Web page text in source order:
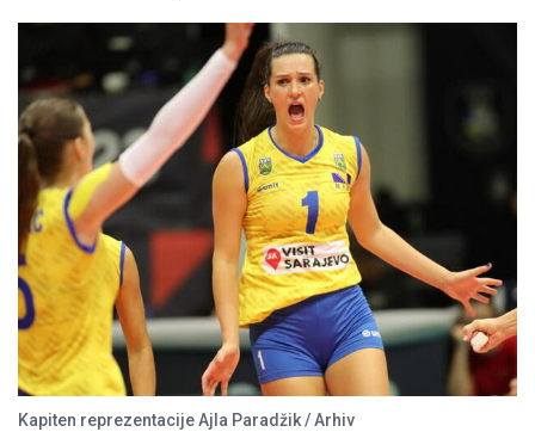
Kapiten reprezentacije Ajla Paradžik / Arhiv